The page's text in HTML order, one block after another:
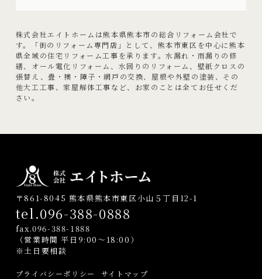
株式会社エイトホームは熊本県熊本市の総合リフォーム会社で
す。「街のリフォーム専門店」として、熊本市東区を中心に熊本
県全域の住宅リフォーム工事を承ります。水漏れ・雨漏りの修
繕、オール電化リフォーム、水回りのリフォーム、壁紙クロスの
張替え、畳・襖・障子・網戸の交換、屋根や外壁の塗装、その
他大工工事、家屋解体工事など、お家のことは全てお任せくだ
さい。
〒861-8045 熊本県熊本市東区小山５丁目12-1
tel.096-388-0888
fax.096-388-1888
（営業時間 平日9:00〜18:00）
※土日要相談
プライバシーポリシー サイトマップ